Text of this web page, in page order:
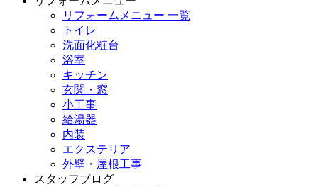
リフォームメニュー 一覧
トイレ
洗面化粧台
浴室
キッチン
玄関・窓
小工事
給湯器
内装
エクステリア
外壁・屋根工事
スタッフブログ